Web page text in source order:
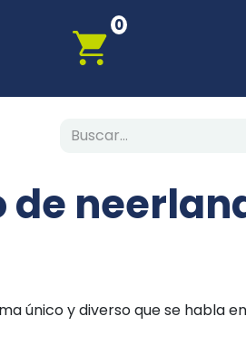
0
de
único y diverso que se habla